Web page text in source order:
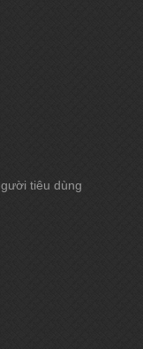
tiêu dùng